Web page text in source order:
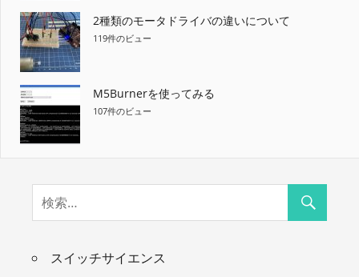
2種類のモータドライバの違いについて
119件のビュー
M5Burnerを使ってみる
107件のビュー
スイッチサイエンス